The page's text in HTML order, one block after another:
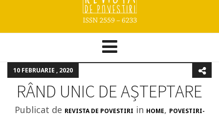
10 FEBRUARIE , 2020
RÂND UNIC DE AȘTEPTARE
Publicat de REVISTA DE POVESTIRI in HOME, POVESTIRI-